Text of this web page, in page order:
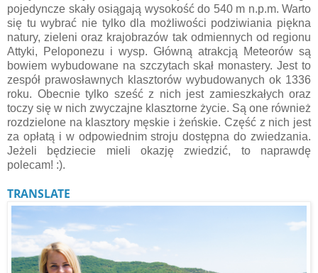
pojedyncze skały osiągają wysokość do 540 m n.p.m. Warto
się tu wybrać nie tylko dla możliwości podziwiania piękna
natury, zieleni oraz krajobrazów tak odmiennych od regionu
Attyki, Peloponezu i wysp. Główną atrakcją Meteorów są
bowiem wybudowane na szczytach skał monastery. Jest to
zespół prawosławnych klasztorów wybudowanych ok 1336
roku. Obecnie tylko sześć z nich jest zamieszkałych oraz
toczy się w nich zwyczajne klasztorne życie. Są one również
rozdzielone na klasztory męskie i żeńskie. Część z nich jest
za opłatą i w odpowiednim stroju dostępna do zwiedzania.
Jeżeli będziecie mieli okazję zwiedzić, to naprawdę
polecam! :).
TRANSLATE